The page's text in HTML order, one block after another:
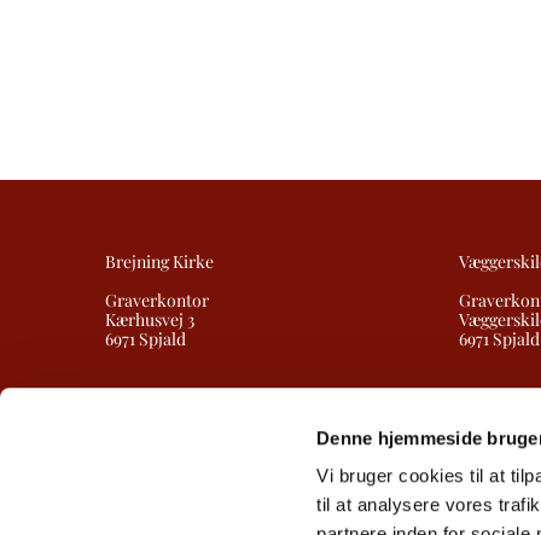
Denne hjemmeside
Vi bruger cookies til at
til at analysere vores
Brejning Kirke
Graverkontor
Kærhusvej 3
6971 Spjald
6971 Spjald